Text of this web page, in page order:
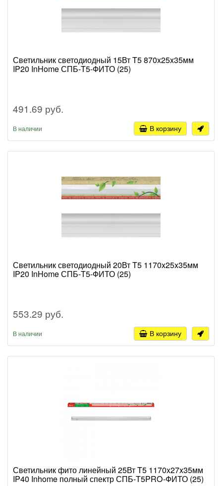
Светильник светодиодный 15Вт T5 870x25x35мм
IP20 InHome СПБ-T5-ФИТО (25)
491.69 руб.
В наличии В корзину
Светильник светодиодный 20Вт T5 1170x25x35мм
IP20 InHome СПБ-T5-ФИТО (25)
553.29 руб.
В наличии В корзину
Светильник фито линейный 25Вт T5 1170x27x35мм
IP40 Inhome полный спектр СПБ-T5PRO-ФИТО (25)